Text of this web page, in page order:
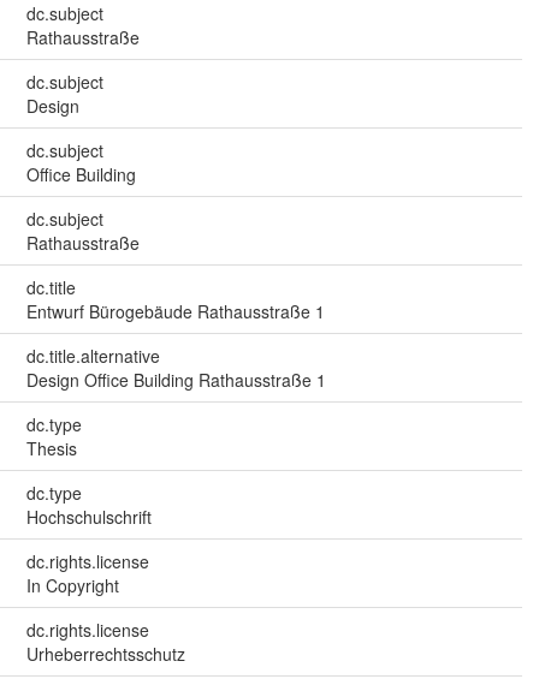
dc.subject
Rathausstraße
dc.subject
Design
dc.subject
Office Building
dc.subject
Rathausstraße
dc.title
Entwurf Bürogebäude Rathausstraße 1
dc.title.alternative
Design Office Building Rathausstraße 1
dc.type
Thesis
dc.type
Hochschulschrift
dc.rights.license
In Copyright
dc.rights.license
Urheberrechtsschutz